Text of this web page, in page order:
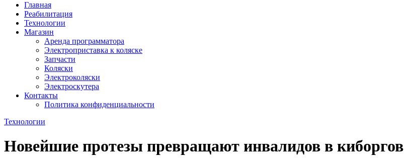
Главная
Реабилитация
Технологии
Магазин
Аренда программатора
Электроприставка к коляске
Запчасти
Коляски
Электроколяски
Электроскутера
Контакты
Политика конфиденциальности
Технологии
Новейшие протезы превращают инвалидов в киборгов